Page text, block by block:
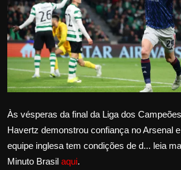
Internacional
APOIE
Educação
Política
Saúde
Às vésperas da final da Liga dos
Havertz demonstrou confiança no Arsenal
equipe inglesa tem condições de d... leia
Minuto Brasil aqui.